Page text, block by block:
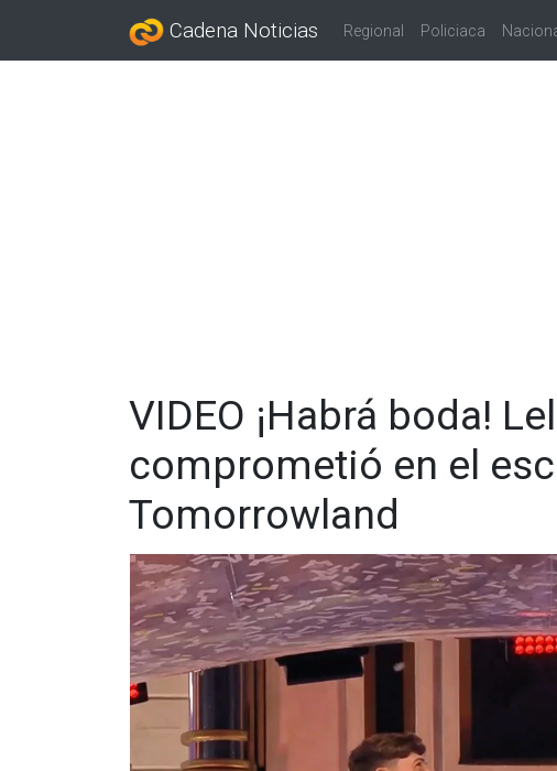
Cadena Noticias Regional Policiaca
VIDEO ¡Habrá boda!
comprometió en el
Tomorrowland